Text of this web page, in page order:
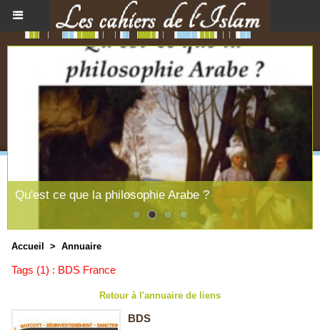
Qu'est ce que la philosophie Arabe ?
Accueil > Annuaire
Tags (1) : BDS France
Retour à l'annuaire de liens
BDS